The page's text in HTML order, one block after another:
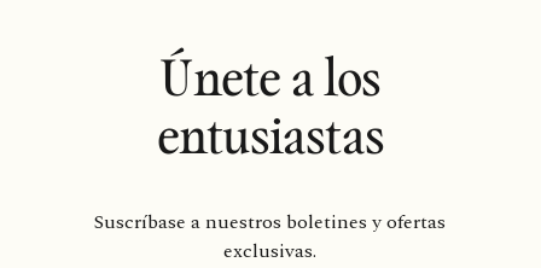
Únete a los
entusiastas
Suscríbase a nuestros boletines y ofertas
exclusivas.